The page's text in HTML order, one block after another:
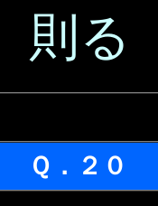
則る
Ｑ．２０